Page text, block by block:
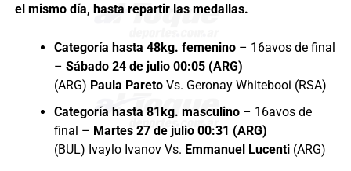
el mismo día, hasta repartir las medallas.
Categoría hasta 48kg. femenino– 16avos de final
– Sábado 24 de julio 00:05 (ARG)
(ARG) Paula ParetoVs. Geronay Whitebooi (RSA)
Categoría hasta 81kg. masculino – 16avos de
final – Martes 27 de julio 00:31 (ARG)
(BUL) Ivaylo Ivanov Vs. Emmanuel Lucenti (ARG)